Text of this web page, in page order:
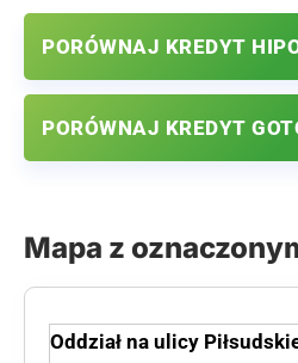
PORÓWNAJ KREDYT
PORÓWNAJ KREDYT
Mapa z
Oddział na ulicy